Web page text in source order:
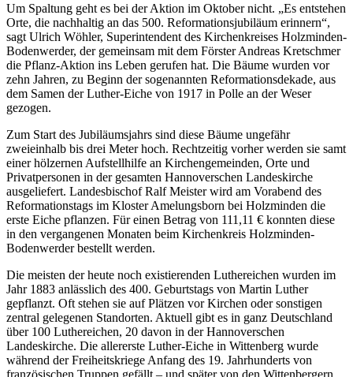
Um Spaltung geht es bei der Aktion im Oktober nicht. „Es entstehen
Orte, die nachhaltig an das 500. Reformationsjubiläum erinnern“,
sagt Ulrich Wöhler, Superintendent des Kirchenkreises Holzminden-
Bodenwerder, der gemeinsam mit dem Förster Andreas Kretschmer
die Pflanz-Aktion ins Leben gerufen hat. Die Bäume wurden vor
zehn Jahren, zu Beginn der sogenannten Reformationsdekade, aus
dem Samen der Luther-Eiche von 1917 in Polle an der Weser
gezogen.
Zum Start des Jubiläumsjahrs sind diese Bäume ungefähr
zweieinhalb bis drei Meter hoch. Rechtzeitig vorher werden sie samt
einer hölzernen Aufstellhilfe an Kirchengemeinden, Orte und
Privatpersonen in der gesamten Hannoverschen Landeskirche
ausgeliefert. Landesbischof Ralf Meister wird am Vorabend des
Reformationstags im Kloster Amelungsborn bei Holzminden die
erste Eiche pflanzen. Für einen Betrag von 111,11 € konnten diese
in den vergangenen Monaten beim Kirchenkreis Holzminden-
Bodenwerder bestellt werden.
Die meisten der heute noch existierenden Luthereichen wurden im
Jahr 1883 anlässlich des 400. Geburtstags von Martin Luther
gepflanzt. Oft stehen sie auf Plätzen vor Kirchen oder sonstigen
zentral gelegenen Standorten. Aktuell gibt es in ganz Deutschland
über 100 Luthereichen, 20 davon in der Hannoverschen
Landeskirche. Die allererste Luther-Eiche in Wittenberg wurde
während der Freiheitskriege Anfang des 19. Jahrhunderts von
französischen Truppen gefällt – und später von den Wittenbergern